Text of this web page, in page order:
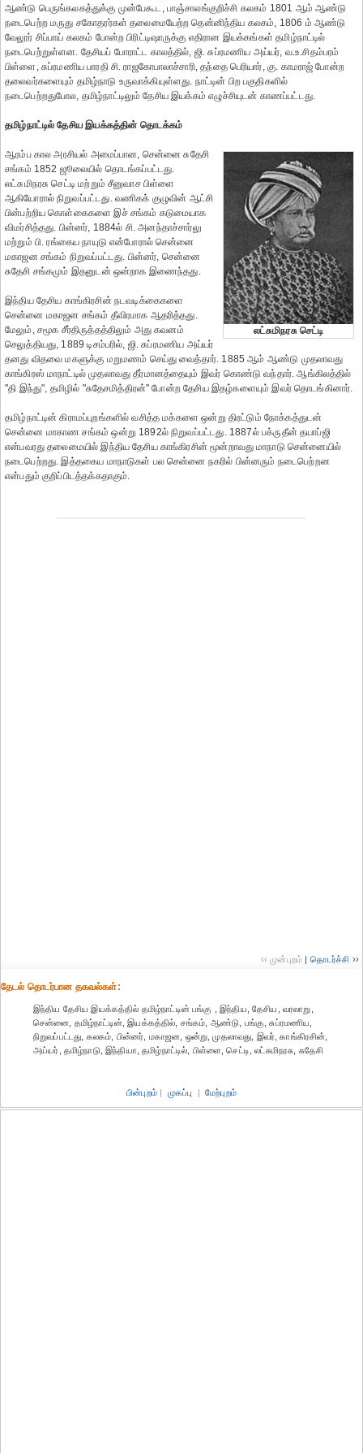
ஆண்டு பெருங்கலகத்துக்கு முன்பேகூட, பாஞ்சாலங்குறிச்சி கலகம் 1801 ஆம் ஆண்டு
நடைபெற்ற மருது சகோதரர்கள் தலைமையேற்ற தென்னிந்திய கலகம், 1806 ம் ஆண்டு
வேலூர் சிப்பாய் கலகம் போன்ற பிரிட்டிஷாருக்கு எதிரான இயக்கங்கள் தமிழ்நாட்டில்
நடைபெற்றுள்ளன. தேசியப் போராட்ட காலத்தில், ஜி. சுப்ரமணிய அய்யர், வ.உ.சிதம்பரம்
பிள்ளை, சுப்ரமணிய பாரதி சி. ராஜகோபாலாச்சாரி, தந்தை பெரியார், கு. காமராஜ் போன்ற
தலைவர்களையும் தமிழ்நாடு உருவாக்கியுள்ளது. நாட்டின் பிற பகுதிகளில்
நடைபெற்றதுபோல, தமிழ்நாட்டிலும் தேசிய இயக்கம் எழுச்சியுடன் காணப்பட்டது.
தமிழ்நாட்டில் தேசிய இயக்கத்தின் தொடக்கம்
லட்சுமிநரசு செட்டி
ஆரம்ப கால அரசியல் அமைப்பான, சென்னை சுதேசி
சங்கம் 1852 ஜூலையில் தொடங்கப்பட்டது.
லட்சுமிநரசு செட்டி மற்றும் சீனுவாச பிள்ளை
ஆகியோரால் நிறுவப்பட்டது. வணிகக் குழுவின் ஆட்சி
பின்பற்றிய கொள்கைகளை இச் சங்கம் கடுமையாக
விமர்சித்தது. பின்னர், 1884ல் சி. அனந்தாச்சார்லு
மற்றும் பி. ரங்கைய நாயுடு என்போரால் சென்னை
மகாஜன சங்கம் நிறுவப்பட்டது. பின்னர், சென்னை
சுதேசி சங்கமும் இதனுடன் ஒன்றாக இணைந்தது.
இந்திய தேசிய காங்கிரசின் நடவடிக்கைகளை
சென்னை மகாஜன சங்கம் தீவிரமாக ஆதரித்தது.
மேலும், சமூக சீர்திருத்தத்திலும் அது கவனம்
செலுத்தியது, 1889 டிசம்பரில், ஜி. சுப்ரமணிய அய்யர்
தனது விதவை மகளுக்கு மறுமணம் செய்து வைத்தார். 1885 ஆம் ஆண்டு முதலாவது
காங்கிரஸ் மாநாட்டில் முதலாவது தீர்மானத்தையும் இவர் கொண்டு வந்தார். ஆங்கிலத்தில்
"தி இந்து", தமிழில் "சுதேசமித்திரன்" போன்ற தேசிய இதழ்களையும் இவர் தொடங்கினார்.
தமிழ்நாட்டின் கிராமப்புறங்களில் வசித்த மக்களை ஒன்று திரட்டும் நோக்கத்துடன்
சென்னை மாகாண சங்கம் ஒன்று 1892ல் நிறுவப்பட்டது. 1887ல் பக்ருதீன் தயாப்ஜி
என்பவரது தலைமையில் இந்திய தேசிய காங்கிரசின் மூன்றாவது மாநாடு சென்னையில்
நடைபெற்றது. இத்தகைய மாநாடுகள் பல சென்னை நகரில் பின்னரும் நடைபெற்றன
என்பதும் குறிப்பிடத்தக்கதாகும்.
‹‹ முன்புறம் | தொடர்ச்சி ››
தேட‌ல் தொட‌ர்பான தகவ‌ல்க‌ள்:
இந்திய தேசிய இயக்கத்தில் தமிழ்நாட்டின் பங்கு , இந்திய, தேசிய, வரலாறு,
சென்னை, தமிழ்நாட்டின், இயக்கத்தில், சங்கம், ஆண்டு, பங்கு, சுப்ரமணிய,
நிறுவப்பட்டது, கலகம், பின்னர், மகாஜன, ஒன்று, முதலாவது, இவர், காங்கிரசின்,
அய்யர், தமிழ்நாடு, இந்தியா, தமிழ்நாட்டில், பிள்ளை, செட்டி, லட்சுமிநரசு, சுதேசி
பின்புறம் | முகப்பு | மேற்புறம்